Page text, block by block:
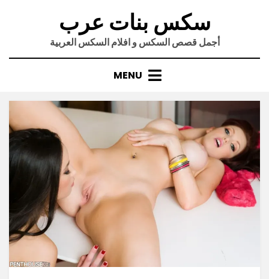
سكس بنات عرب
أجمل قصص السكس و افلام السكس العربية
MENU